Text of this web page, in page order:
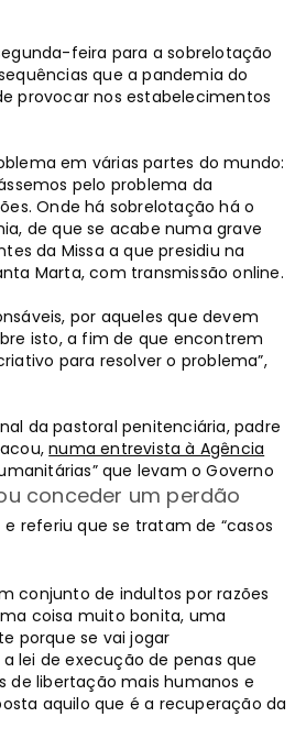
feira para a sobrelotação
que a pandemia do
provocar nos estabelecimentos
em várias partes do mundo:
pelo problema da
Onde há sobrelotação há o
de que se acabe numa grave
da Missa a que presidiu na
Marta, com transmissão online.
por aqueles que devem
isto, a fim de que encontrem
para resolver o problema”,
da pastoral penitenciária, padre
numa entrevista à Agência
que levam o Governo
conceder um perdão
e referiu que se tratam de “casos
conjunto de indultos por razões
coisa muito bonita, uma
porque se vai jogar
lei de execução de penas que
de libertação mais humanos e
aquilo que é a recuperação da